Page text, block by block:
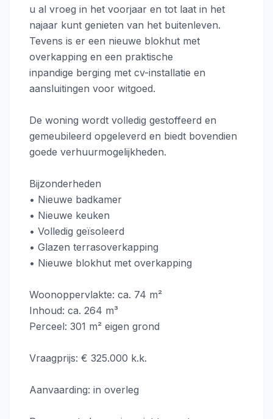
u al vroeg in het voorjaar en tot laat in het
najaar kunt genieten van het buitenleven.
Tevens is er een nieuwe blokhut met
overkapping en een praktische
inpandige berging met cv-installatie en
aansluitingen voor witgoed.
De woning wordt volledig gestoffeerd en
gemeubileerd opgeleverd en biedt bovendien
goede verhuurmogelijkheden.
Bijzonderheden
• Nieuwe badkamer
• Nieuwe keuken
• Volledig geïsoleerd
• Glazen terrasoverkapping
• Nieuwe blokhut met overkapping
Woonoppervlakte: ca. 74 m²
Inhoud: ca. 264 m³
Perceel: 301 m² eigen grond
Vraagprijs: € 325.000 k.k.
Aanvaarding: in overleg